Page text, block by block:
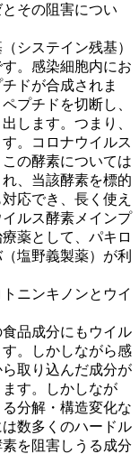
その阻害につい
システイン残基）
。感染細胞内にお
ドが合成されま
プチドを切断し、
します。つまり、
。コロナウイルス
の酵素については
、当該酵素を標的
応でき、長く使え
ルス酵素メインプ
薬として、パキロ
塩野義製薬）が利
ニンキノンとウイ
品成分にもウイル
。しかしながら感
取り込んだ成分が
す。しかしなが
分解・構造変化な
数多くのハードル
を阻害しうる成分